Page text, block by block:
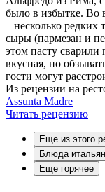
было в избытке. Во
– несколько редких
сыры (пармезан и
этом пасту сварили
вкусная, но
гости могут
Из рецензии на
Assunta Madre
Читать рецензию
Еще из этого
Блюда
Еще горячее